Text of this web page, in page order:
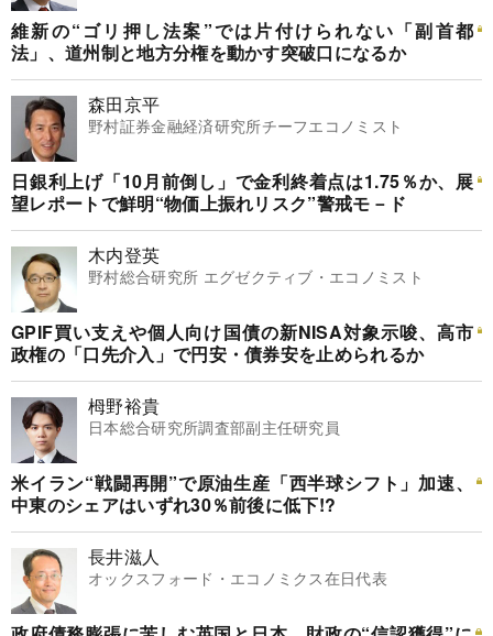
維新の“ゴリ押し法案”では片付けられない「副首都
法」、道州制と地方分権を動かす突破口になるか
森田京平
野村証券金融経済研究所チーフエコノミスト
日銀利上げ「10月前倒し」で金利終着点は1.75％か、展
望レポートで鮮明“物価上振れリスク”警戒モ－ド
木内登英
野村総合研究所 エグゼクティブ・エコノミスト
GPIF買い支えや個人向け国債の新NISA対象示唆、高市
政権の「口先介入」で円安・債券安を止められるか
栂野裕貴
日本総合研究所調査部副主任研究員
米イラン“戦闘再開”で原油生産「西半球シフト」加速、
中東のシェアはいずれ30％前後に低下!?
長井滋人
オックスフォード・エコノミクス在日代表